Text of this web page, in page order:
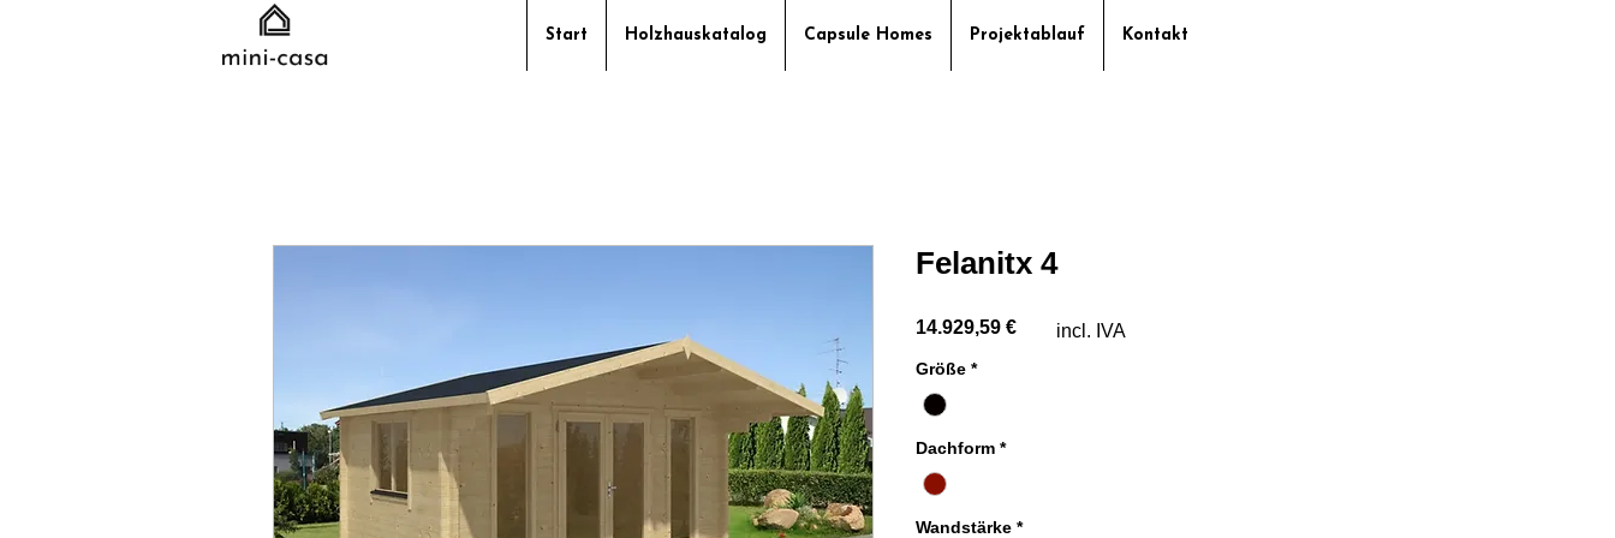
Start Holzhauskatalog Capsule Homes Projektablauf Kontakt
Felanitx 4
14.929,59 €Preis
Größe *
Dachform *
Wandstärke *
incl. IVA